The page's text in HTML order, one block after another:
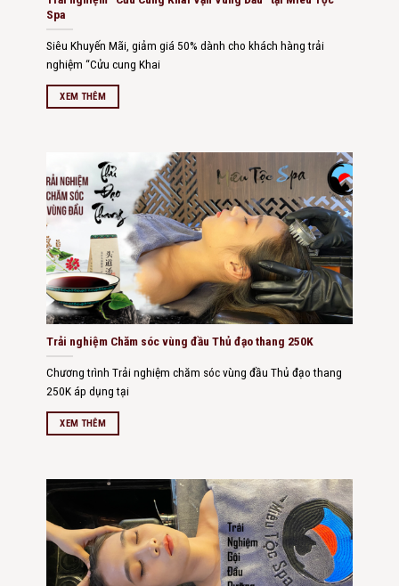
Spa
Siêu Khuyến Mãi, giảm giá 50% dành cho khách hàng trải
nghiệm “Cửu cung Khai
XEM THÊM
Trải nghiệm Chăm sóc vùng đầu Thủ đạo thang 250K
Chương trình Trải nghiệm chăm sóc vùng đầu Thủ đạo thang
250K áp dụng tại
XEM THÊM